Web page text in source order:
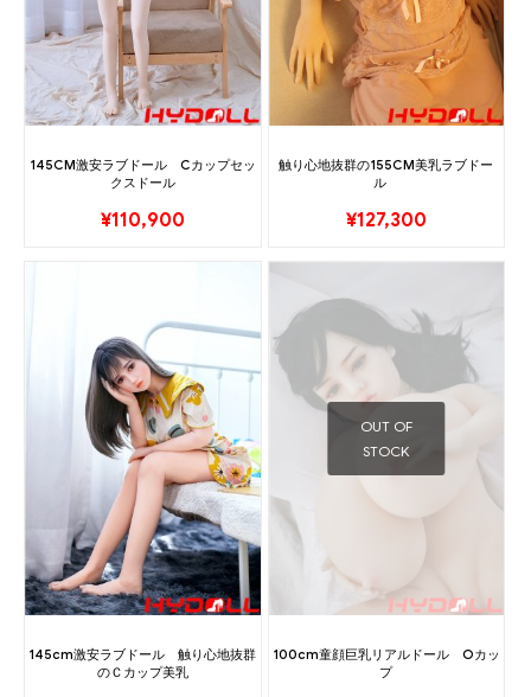
145CM激安ラブドール Cカップセッ
クスドール
¥110,900
触り心地抜群の155CM美乳ラブドー
ル
¥127,300
145cm激安ラブドール 触り心地抜群
のＣカップ美乳
OUT OF
STOCK
100cm童顔巨乳リアルドール Oカッ
プ